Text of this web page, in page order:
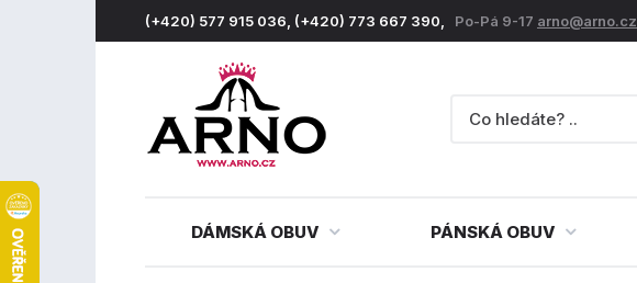
(+420) 577 915 036, (+420) 773 667 390, Po-Pá 9-17 arno@arno.cz
DÁMSKÁ OBUV PÁNSKÁ OBUV